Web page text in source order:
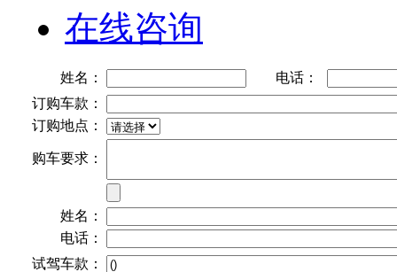
在线咨询
姓名：
电话：
订购车款：
订购地点：
购车要求：
姓名：
电话：
试驾车款：